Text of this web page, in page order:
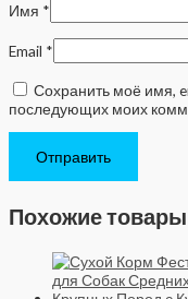
Имя *
Email *
Сохранить моё имя,
последующих моих
Похожие товары